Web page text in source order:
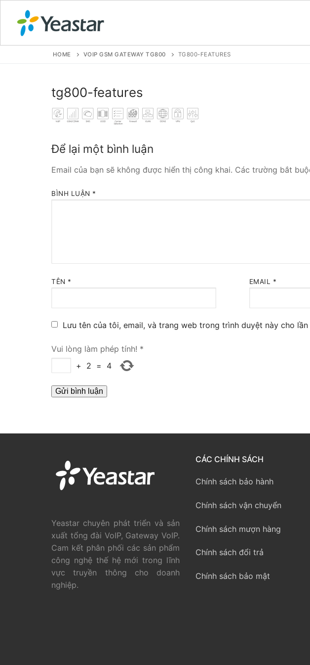
SẢN PHẨM
Tổng đài VoIP Yeastar S20
Tổng đài Yeastar Cloud
Tổng đài Yeastar K2
E1 / T1 / PRI VoIP Gateway
PRI VoIP Gateway TE100
PRI VoIP Gateway TE200
LIÊN HỆ
TIN TỨC
HƯỚNG DẪN
HOME VOIP GSM GATEWAY TG800 TG800-FEATURES
tg800-features
Để lại một bình luận
Email của bạn sẽ không được hiển thị công khai. Các trường bắt
BÌNH LUẬN *
TÊN * EMAIL *
Lưu tên của tôi, email, và trang web trong trình duyệt này cho
Vui lòng làm phép tính! *
+
2 = 4
Yeastar chuyên phát triển và sản
xuất tổng đài VoIP, Gateway VoIP.
Cam kết phân phối các sản phẩm
công nghệ thế hệ mới trong lĩnh
vực truyền thông cho doanh
nghiệp.
CÁC CHÍNH SÁCH
Chính sách bảo hành
Chính sách vận chuyển
Chính sách mượn hàng
Chính sách đổi trả
Chính sách bảo mật